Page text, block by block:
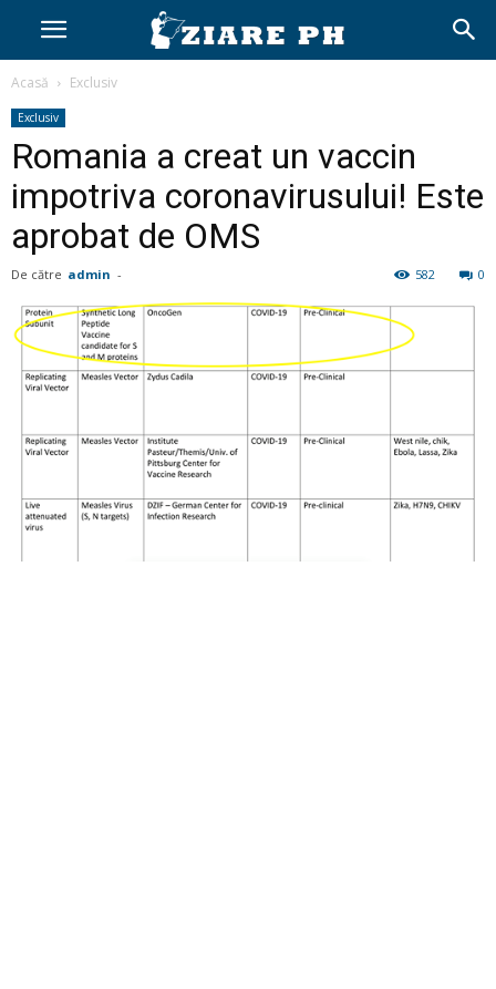
Acasă Exclusiv
Exclusiv
Romania a creat un vaccin
impotriva coronavirusului! Este
aprobat de OMS
De către admin - 0
582